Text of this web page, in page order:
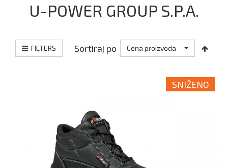
U-POWER GROUP S.P.A.
FILTERS Sortiraj po Cena proizvoda
SNIŽENO